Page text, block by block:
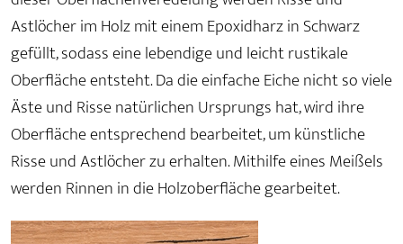
Astlöcher im Holz mit einem Epoxidharz in Schwarz
gefüllt, sodass eine lebendige und leicht rustikale
Oberfläche entsteht. Da die einfache Eiche nicht so viele
Äste und Risse natürlichen Ursprungs hat, wird ihre
Oberfläche entsprechend bearbeitet, um künstliche
Risse und Astlöcher zu erhalten. Mithilfe eines Meißels
werden Rinnen in die Holzoberfläche gearbeitet.